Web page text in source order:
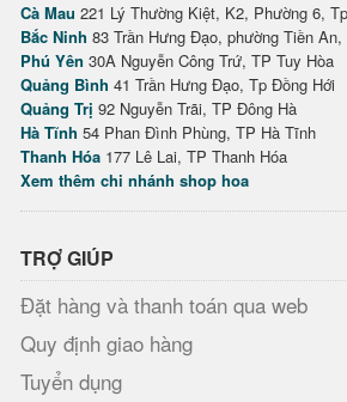
Cà Mau 221 Lý Thường Kiệt, K2, Phường 6,
Bắc Ninh 83 Trần Hưng Đạo, phường Tiền
Phú Yên 30A Nguyễn Công Trứ, TP Tuy Hòa
Quảng Bình 41 Trần Hưng Đạo, Tp Đồng Hới
Quảng Trị 92 Nguyễn Trãi, TP Đông Hà
Hà Tĩnh 54 Phan Đình Phùng, TP Hà Tĩnh
Thanh Hóa 177 Lê Lai, TP Thanh Hóa
Xem thêm chi nhánh shop hoa
TRỢ GIÚP
Đặt hàng và thanh toán qua web
Quy định giao hàng
Tuyển dụng